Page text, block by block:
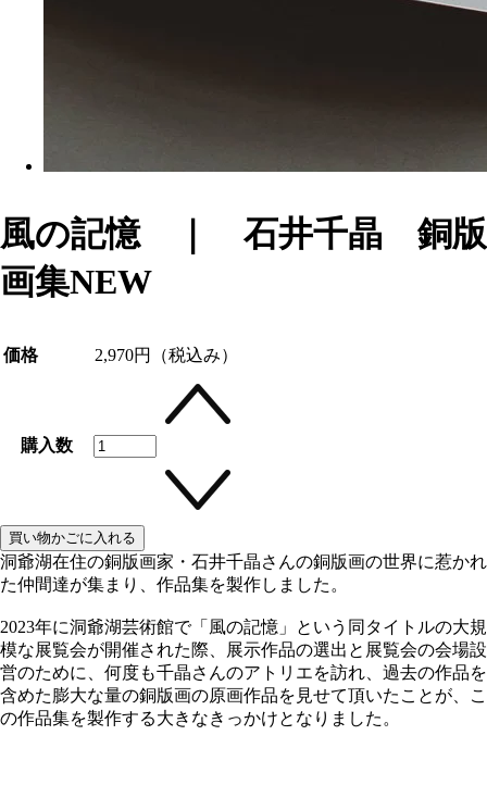
風の記憶 ｜ 石井千晶 銅版
画集NEW
価格 2,970円 （税込み）
購入数
洞爺湖在住の銅版画家・石井千晶さんの銅版画の世界に惹かれ
た仲間達が集まり、作品集を製作しました。
2023年に洞爺湖芸術館で「風の記憶」という同タイトルの大規
模な展覧会が開催された際、展示作品の選出と展覧会の会場設
営のために、何度も千晶さんのアトリエを訪れ、過去の作品を
含めた膨大な量の銅版画の原画作品を見せて頂いたことが、こ
の作品集を製作する大きなきっかけとなりました。